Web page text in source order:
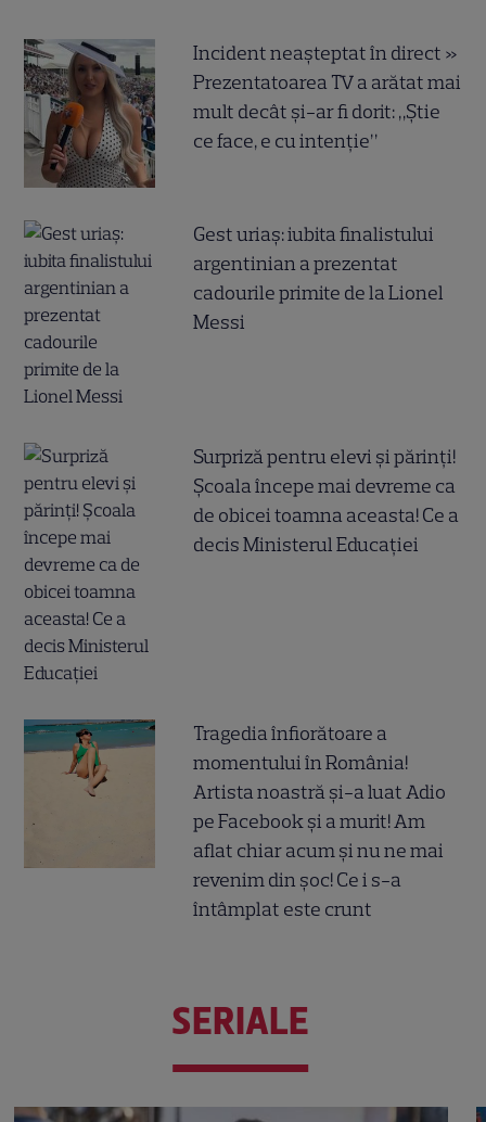
Incident neașteptat în direct »
Prezentatoarea TV a arătat mai
mult decât și-ar fi dorit: „Știe
ce face, e cu intenție”
Gest uriaș: iubita finalistului
argentinian a prezentat
cadourile primite de la Lionel
Messi
Surpriză pentru elevi și părinți!
Școala începe mai devreme ca
de obicei toamna aceasta! Ce a
decis Ministerul Educației
Tragedia înfiorătoare a
momentului în România!
Artista noastră și-a luat Adio
pe Facebook și a murit! Am
aflat chiar acum și nu ne mai
revenim din șoc! Ce i s-a
întâmplat este crunt
SERIALE